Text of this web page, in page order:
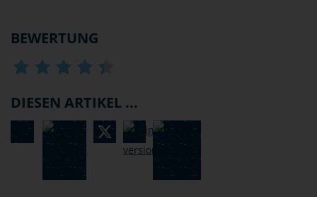
BEWERTUNG
DIESEN ARTIKEL ...